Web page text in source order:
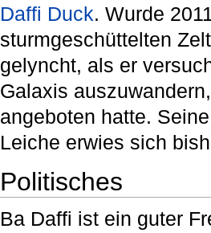
Daffi Duck. Wurde
sturmgeschüttelten
gelyncht, als er
Galaxis
angeboten hatte.
Leiche erwies sich
Politisches
Ba Daffi ist ein guter